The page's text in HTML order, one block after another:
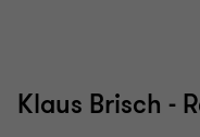
Klaus Brisch -